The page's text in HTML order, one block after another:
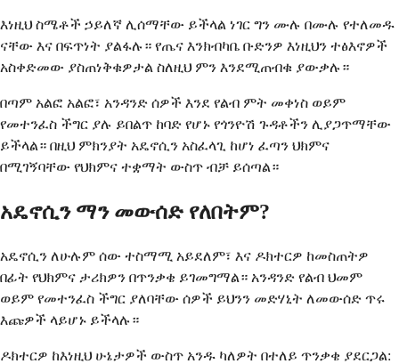
እነዚህ ስሜቶች ኃይለኛ ሊሰማቸው ይችላል ነገር ግን ሙሉ በሙሉ የተለመዱ
ናቸው እና በፍጥነት ያልፋሉ። የጤና እንክብካቤ ቡድንዎ እነዚህን ተፅእኖዎች
አስቀድመው ያስጠነቅቁዎታል ስለዚህ ምን እንደሚጠብቁ ያውቃሉ።
በጣም አልፎ አልፎ፣ አንዳንድ ሰዎች እንደ የልብ ምት መቀነስ ወይም
የመተንፈስ ችግር ያሉ ይበልጥ ከባድ የሆኑ የጎንዮሽ ጉዳቶችን ሊያጋጥማቸው
ይችላል። በዚህ ምክንያት አዴኖሲን አስፈላጊ ከሆነ ፈጣን ህክምና
በሚገኝባቸው የህክምና ተቋማት ውስጥ ብቻ ይሰጣል።
አዴኖሲን ማን መውሰድ የለበትም?
አዴኖሲን ለሁሉም ሰው ተስማሚ አይደለም፣ እና ዶክተርዎ ከመስጠትዎ
በፊት የህክምና ታሪክዎን በጥንቃቄ ይገመግማል። አንዳንድ የልብ ህመም
ወይም የመተንፈስ ችግር ያለባቸው ሰዎች ይህንን መድሃኒት ለመውሰድ ጥሩ
እጩዎች ላይሆኑ ይችላሉ።
ዶክተርዎ ከእነዚህ ሁኔታዎች ውስጥ አንዱ ካለዎት በተለይ ጥንቃቄ ያደርጋል: